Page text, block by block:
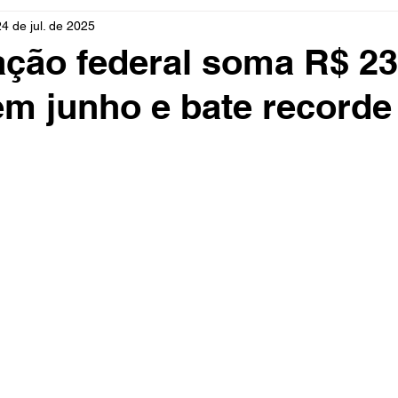
Cidades
Influencer Luto Artista Seleção
federal soma R$
junho e bate
de jul. de 2025